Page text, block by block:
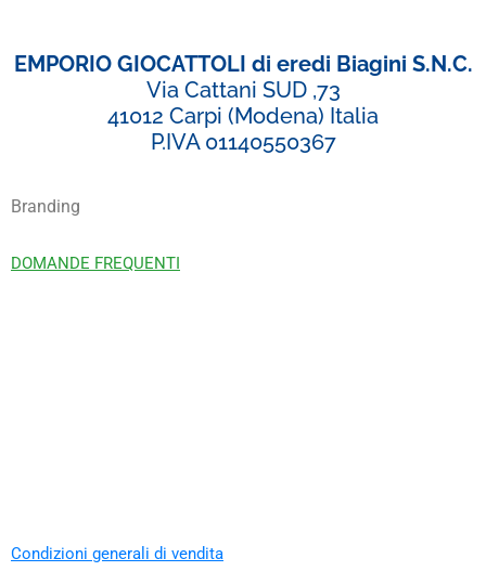
EMPORIO GIOCATTOLI di eredi Biagini S.N.C.
Via Cattani SUD ,73
41012 Carpi (Modena) Italia
P.IVA 01140550367
Branding
DOMANDE FREQUENTI
Condizioni generali di vendita